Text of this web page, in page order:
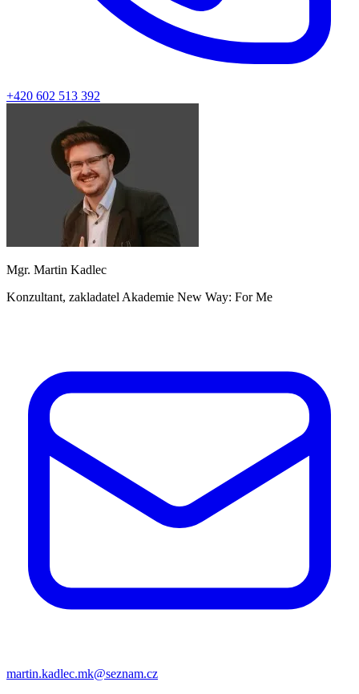
+420 602 513 392
Mgr. Martin Kadlec
Konzultant, zakladatel Akademie New Way: For Me
martin.kadlec.mk@seznam.cz